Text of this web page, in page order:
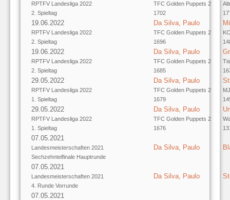
RPTFV Landesliga 2022
2. Spieltag
TFC Golden Puppets 2
1702
19.06.2022
RPTFV Landesliga 2022
2. Spieltag
Da Silva, Paulo
TFC Golden Puppets 2
1696
19.06.2022
RPTFV Landesliga 2022
2. Spieltag
Da Silva, Paulo
TFC Golden Puppets 2
1685
29.05.2022
RPTFV Landesliga 2022
1. Spieltag
Da Silva, Paulo
TFC Golden Puppets 2
1679
29.05.2022
RPTFV Landesliga 2022
1. Spieltag
Da Silva, Paulo
TFC Golden Puppets 2
1676
07.05.2021
Landesmeisterschaften 2021
Sechzehntelfinale Hauptrunde
Da Silva, Paulo
07.05.2021
Landesmeisterschaften 2021
4. Runde Vorrunde
Da Silva, Paulo
07.05.2021